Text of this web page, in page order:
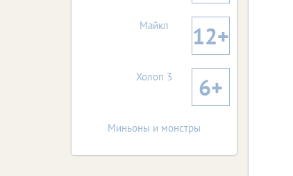
Майкл 12+
Холоп 3 6+
Миньоны и монстры